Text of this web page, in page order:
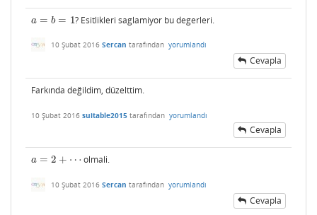
a = b = 1
a=b= 1 ? Esitlikleri saglamiyor bu degerleri.
10 Şubat 2016 Sercan tarafından yorumlandı
Cevapla
Farkında değildim, düzelttim.
10 Şubat 2016 suitable2015 tarafından yorumlandı
Cevapla
a = 2 + ⋯
a=2+ ⋯ olmali.
10 Şubat 2016 Sercan tarafından yorumlandı
Cevapla